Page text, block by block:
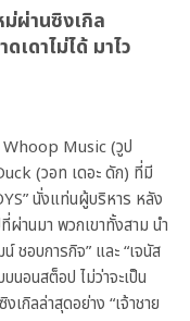
ม่ผ่านซิงเกิล
ดาไม่ได้ มาไว
Whoop Music (วูป
(วอท เดอะ ดัก) ที่มี
นั่งแท่นผู้บริหาร หลัง
ผ่านมา พวกเขาทั้งสาม นำ
ชอบการกิจ” และ “เจนัส
นอนสต็อป ไม่ว่าจะเป็น
กิลล่าสุดอย่าง “เจ้าชาย